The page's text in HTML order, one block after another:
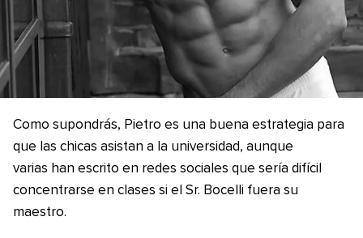
Como supondrás, Pietro es una buena estrategia para
que las chicas asistan a la universidad, aunque
varias han escrito en redes sociales que sería difícil
concentrarse en clases si el Sr. Bocelli fuera su
maestro.